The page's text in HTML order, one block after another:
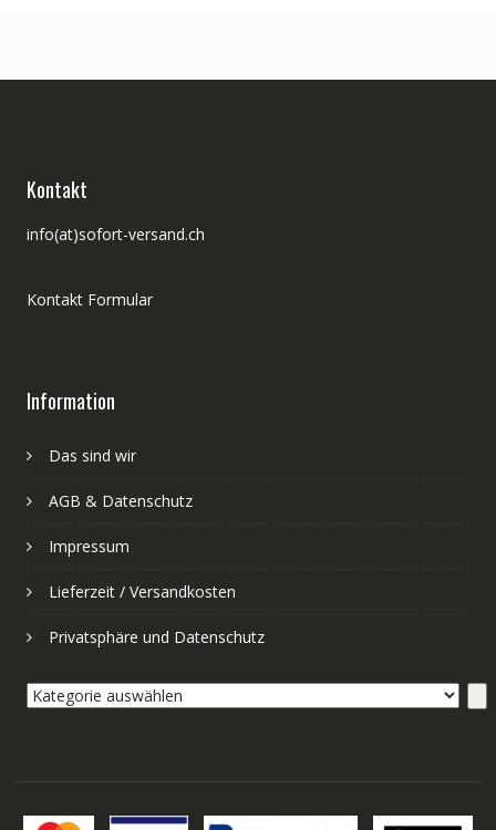
Kontakt
info(at)sofort-versand.ch
Kontakt Formular
Information
Das sind wir
AGB & Datenschutz
Impressum
Lieferzeit / Versandkosten
Privatsphäre und Datenschutz
Kategorie